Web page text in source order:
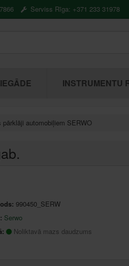
Serviss Rīga: +371 233 31978
INSTRUMENTU
pārklāji automobiļiem SERWO
990450_SERW
Serwo
Noliktavā mazs daudzums